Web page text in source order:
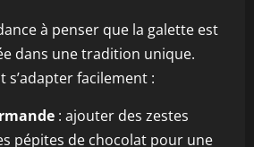
à penser que la galette est
dans une tradition unique.
s’adapter facilement :
: ajouter des zestes
pépites de chocolat pour une